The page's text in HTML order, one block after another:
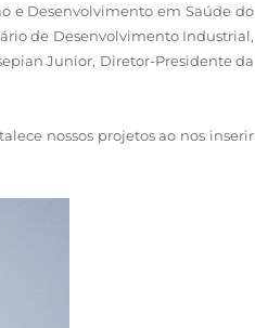
e Desenvolvimento em Saúde do
de Desenvolvimento Industrial,
Junior, Diretor-Presidente da
nossos projetos ao nos inserir